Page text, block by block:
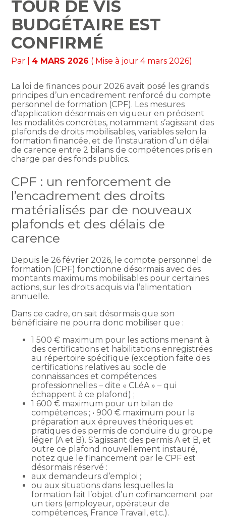
TOUR DE VIS
BUDGÉTAIRE EST
CONFIRMÉ
Par 4 MARS 2026 ( Mise à jour 4 mars 2026)
La loi de finances pour 2026 avait posé les grands
principes d’un encadrement renforcé du compte
personnel de formation (CPF). Les mesures
d’application désormais en vigueur en précisent
les modalités concrètes, notamment s’agissant des
plafonds de droits mobilisables, variables selon la
formation financée, et de l’instauration d’un délai
de carence entre 2 bilans de compétences pris en
charge par des fonds publics.
CPF : un renforcement de
l’encadrement des droits
matérialisés par de nouveaux
plafonds et des délais de
carence
Depuis le 26 février 2026, le compte personnel de
formation (CPF) fonctionne désormais avec des
montants maximums mobilisables pour certaines
actions, sur les droits acquis via l’alimentation
annuelle.
Dans ce cadre, on sait désormais que son
bénéficiaire ne pourra donc mobiliser que :
1 500 € maximum pour les actions menant à
des certifications et habilitations enregistrées
au répertoire spécifique (exception faite des
certifications relatives au socle de
connaissances et compétences
professionnelles – dite « CLéA » – qui
échappent à ce plafond) ;
1 600 € maximum pour un bilan de
compétences ; • 900 € maximum pour la
préparation aux épreuves théoriques et
pratiques des permis de conduire du groupe
léger (A et B). S’agissant des permis A et B, et
outre ce plafond nouvellement instauré,
notez que le financement par le CPF est
désormais réservé :
aux demandeurs d’emploi ;
ou aux situations dans lesquelles la
formation fait l’objet d’un cofinancement par
un tiers (employeur, opérateur de
compétences, France Travail, etc.).